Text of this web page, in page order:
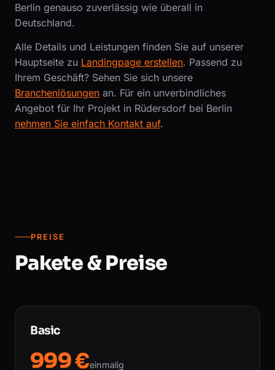
Berlin genauso zuverlässig wie überall in
Deutschland.
Alle Details und Leistungen finden Sie auf unserer
Hauptseite zu Landingpage erstellen. Passend zu
Ihrem Geschäft? Sehen Sie sich unsere
Branchenlösungen an. Für ein unverbindliches
Angebot für Ihr Projekt in Rüdersdorf bei Berlin
nehmen Sie einfach Kontakt auf.
PREISE
Pakete & Preise
Basic
999 €einmalig